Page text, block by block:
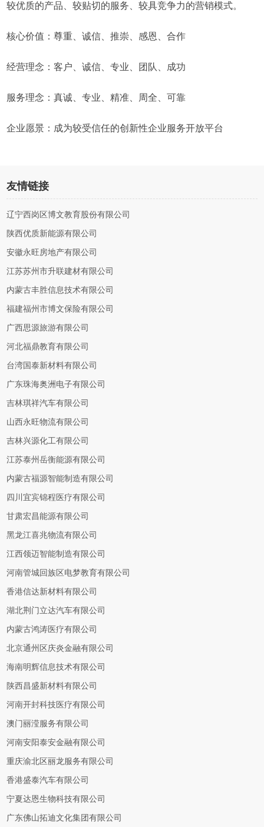
较优质的产品、较贴切的服务、较具竞争力的营销模式。
核心价值：尊重、诚信、推崇、感恩、合作
经营理念：客户、诚信、专业、团队、成功
服务理念：真诚、专业、精准、周全、可靠
企业愿景：成为较受信任的创新性企业服务开放平台
友情链接
辽宁西岗区博文教育股份有限公司
陕西优质新能源有限公司
安徽永旺房地产有限公司
江苏苏州市升联建材有限公司
内蒙古丰胜信息技术有限公司
福建福州市博文保险有限公司
广西思源旅游有限公司
河北福鼎教育有限公司
台湾国泰新材料有限公司
广东珠海奥洲电子有限公司
吉林琪祥汽车有限公司
山西永旺物流有限公司
吉林兴源化工有限公司
江苏泰州岳衡能源有限公司
内蒙古福源智能制造有限公司
四川宜宾锦程医疗有限公司
甘肃宏昌能源有限公司
黑龙江喜兆物流有限公司
江西领迈智能制造有限公司
河南管城回族区电梦教育有限公司
香港信达新材料有限公司
湖北荆门立达汽车有限公司
内蒙古鸿涛医疗有限公司
北京通州区庆炎金融有限公司
海南明辉信息技术有限公司
陕西昌盛新材料有限公司
河南开封科技医疗有限公司
澳门丽滢服务有限公司
河南安阳泰安金融有限公司
重庆渝北区丽龙服务有限公司
香港盛泰汽车有限公司
宁夏达恩生物科技有限公司
广东佛山拓迪文化集团有限公司